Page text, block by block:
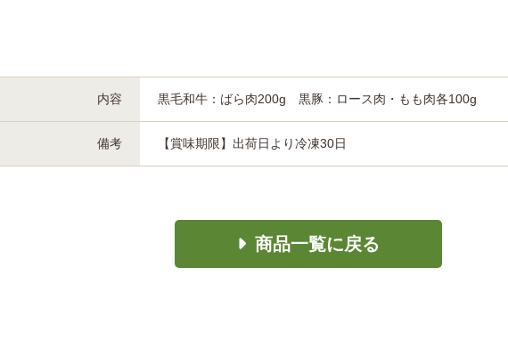
内容 黒毛和牛：ばら肉200g 黒豚：ロース肉・もも肉各100g
備考 【賞味期限】出荷日より冷凍30日
商品一覧に戻る